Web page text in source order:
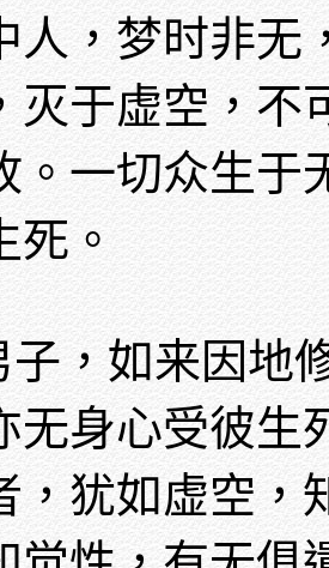
人，梦时非无
灭于虚空，不
。一切众生于
死。
子，如来因地
无身心受彼生
，犹如虚空，